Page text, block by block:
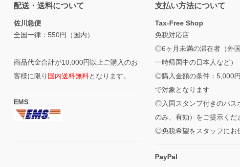
配送・送料について
佐川急便
全国一律：550円（国内）
商品代金合計が10,000円以上ご購入のお
客様に限り 国内送料無料となります。
EMS
支払い方法について
Tax-Free Shop
免税対応店
◎6ヶ月未満の滞在者（外国
一時帰国中の日本人など）
◎購入金額の条件：5,000
で対象となります
◎入国スタンプ付きのパス
のみ、有効）をご提示くだ
◎免税希望をスタッフにお
PayPal